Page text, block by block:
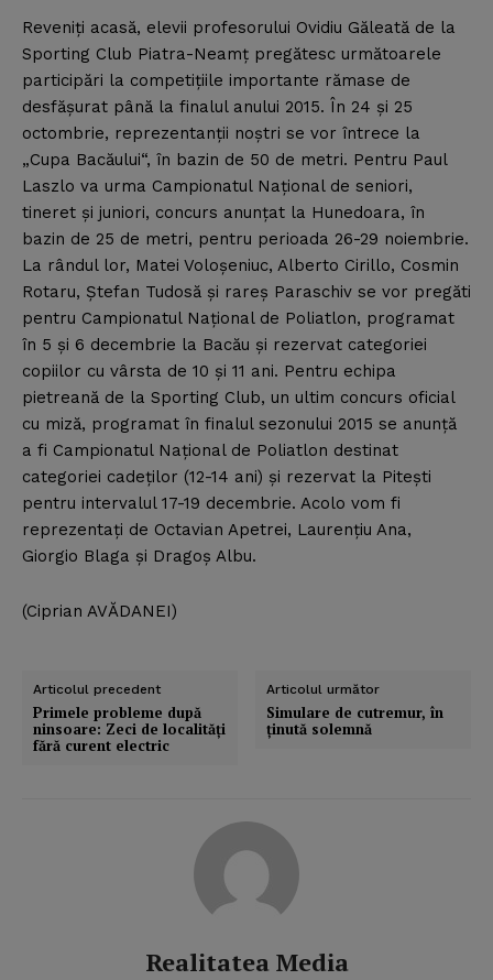
Reveniţi acasă, elevii profesorului Ovidiu Găleată de la
Sporting Club Piatra-Neamţ pregătesc următoarele
participări la competiţiile importante rămase de
desfăşurat până la finalul anului 2015. În 24 şi 25
octombrie, reprezentanţii noştri se vor întrece la
„Cupa Bacăului“, în bazin de 50 de metri. Pentru Paul
Laszlo va urma Campionatul Naţional de seniori,
tineret şi juniori, concurs anunţat la Hunedoara, în
bazin de 25 de metri, pentru perioada 26-29 noiembrie.
La rândul lor, Matei Voloşeniuc, Alberto Cirillo, Cosmin
Rotaru, Ştefan Tudosă şi rareş Paraschiv se vor pregăti
pentru Campionatul Naţional de Poliatlon, programat
în 5 şi 6 decembrie la Bacău şi rezervat categoriei
copiilor cu vârsta de 10 şi 11 ani. Pentru echipa
pietreană de la Sporting Club, un ultim concurs oficial
cu miză, programat în finalul sezonului 2015 se anunţă
a fi Campionatul Naţional de Poliatlon destinat
categoriei cadeţilor (12-14 ani) şi rezervat la Piteşti
pentru intervalul 17-19 decembrie. Acolo vom fi
reprezentaţi de Octavian Apetrei, Laurenţiu Ana,
Giorgio Blaga şi Dragoş Albu.
(Ciprian AVĂDANEI)
Articolul precedent
Primele probleme după
ninsoare: Zeci de localităţi
fără curent electric
Articolul următor
Simulare de cutremur, în
ţinută solemnă
Realitatea Media